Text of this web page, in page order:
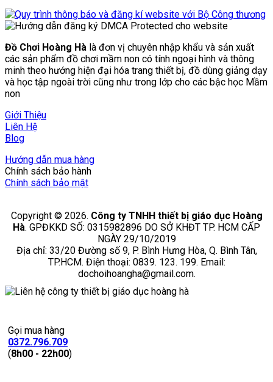
Đồ Chơi Hoàng Hà là đơn vị chuyên nhập khẩu và sản xuất
các sản phẩm đồ chơi mầm non có tính ngoại hình và thông
minh theo hướng hiện đại hóa trang thiết bị, đồ dùng giảng dạy
và học tập ngoài trời cũng như trong lớp cho các bậc học Mầm
non
Giới Thiệu
Liên Hệ
Blog
Hướng dẫn mua hàng
Chính sách bảo hành
Chính sách bảo mật
Copyright © 2026. Công ty TNHH thiết bị giáo dục Hoàng
Hà. GPĐKKD SỐ: 0315982896 DO SỞ KHĐT TP. HCM CẤP
NGÀY 29/10/2019
Địa chỉ: 33/20 Đường số 9, P. Bình Hưng Hòa, Q. Bình Tân,
TP.HCM. Điện thoại: 0839. 123. 199. Email:
dochoihoangha@gmail.com.
Gọi mua hàng
0372.796.709
(8h00 - 22h00)